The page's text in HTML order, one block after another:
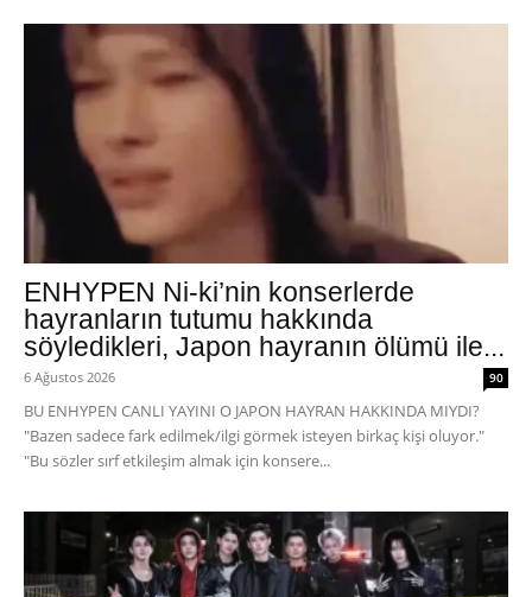
ENHYPEN Ni-ki’nin konserlerde
hayranların tutumu hakkında
söyledikleri, Japon hayranın ölümü ile...
6 Ağustos 2026 90
BU ENHYPEN CANLI YAYINI O JAPON HAYRAN HAKKINDA MIYDI?
"Bazen sadece fark edilmek/ilgi görmek isteyen birkaç kişi oluyor."
"Bu sözler sırf etkileşim almak için konsere...